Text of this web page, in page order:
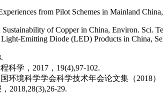
from Pilot Schemes in Mainland
of Copper in China, Environ. Sci.
Emitting Diode (LED) Products in China,
科学，2017，19(4),97-102.
境科学学会科学技术年会论文集（2018）
2018,28(3),26-29.